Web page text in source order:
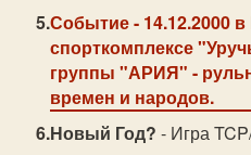
Событие- 14.12.2000
спорткомплексе
группы "АРИЯ" -
времен и народов.
Новый Год? - Игра